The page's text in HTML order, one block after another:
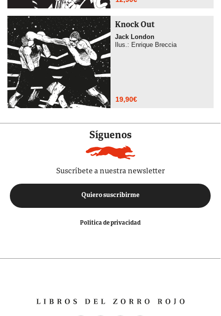
Knock Out
Jack London
Ilus.: Enrique Breccia
19,90€
Síguenos
Suscríbete a nuestra newsletter
Quiero suscribirme
Política de privacidad